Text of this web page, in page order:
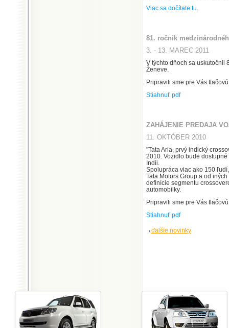
Viac sa dočítate tu.
81. ročník
3. - 13. MAREC 2011
V týchto dňoch sa uskutočnil
Ženeve.
Pripravili sme pre Vás
Stiahnuť pdf
ZAHÁJENIE PREDAJA
11. OKTÓBER 2010
"Tata Aria, prvý indický
2010. Vozidlo bude
Indii.
Spolupráca viac ako 150
Tata Motors Group a od
definície segmentu
automobilky.
Pripravili sme pre Vás
Stiahnuť pdf
ďalšie novinky